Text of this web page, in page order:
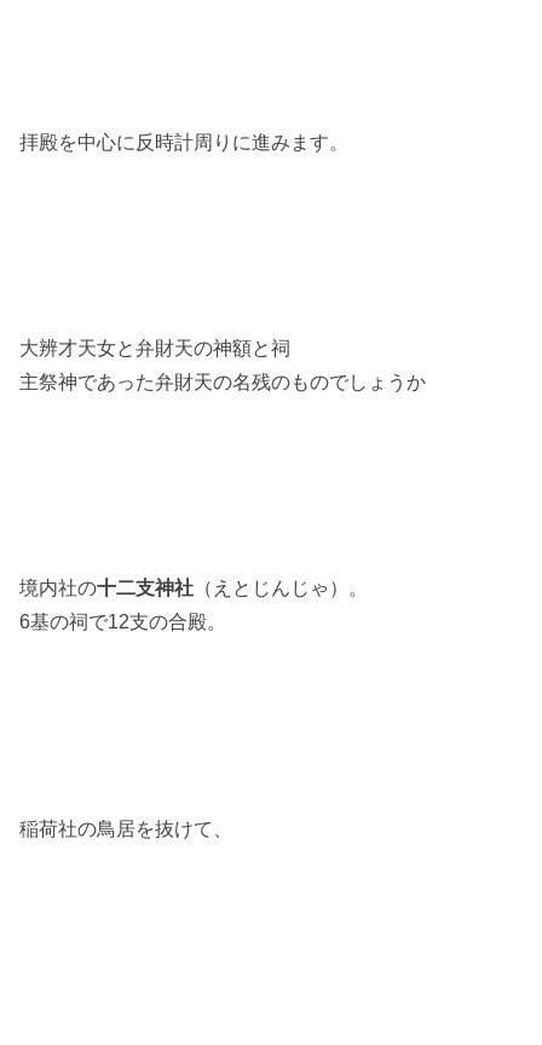
拝殿を中心に反時計周りに進みます。
大辨才天女と弁財天の神額と祠
主祭神であった弁財天の名残のものでしょうか
境内社の十二支神社 （えとじんじゃ）。
6基の祠で12支の合殿。
稲荷社の鳥居を抜けて、